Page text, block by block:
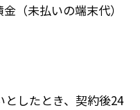
（未払いの端末代）
したとき、契約後24